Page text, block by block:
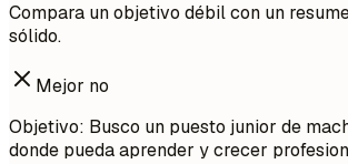
Compara un objetivo débil con un
sólido.
Mejor no
Objetivo: Busco un puesto junior de
donde pueda aprender y crecer